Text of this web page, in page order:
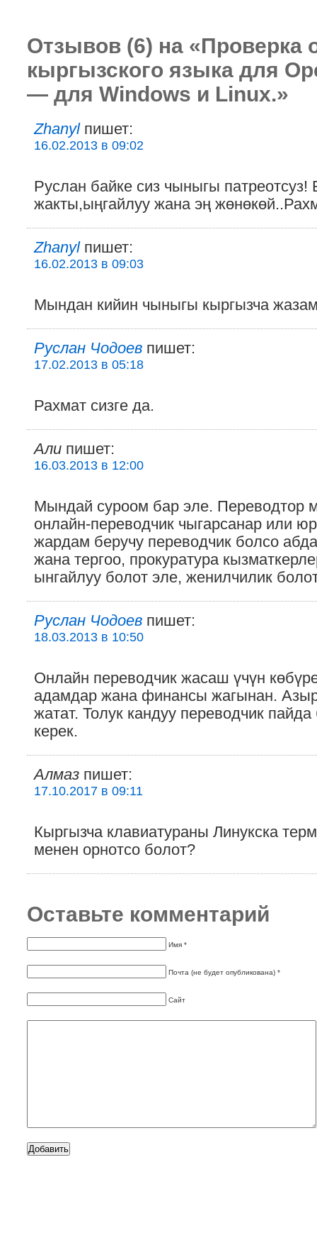
Отзывов (6) на «Проверка
кыргызского языка для
— для Windows и Linux.»
Zhanylпишет:
16.02.2013 в 09:02
Руслан байке сиз чыныгы
жакты,ыңгайлуу жана эң
Zhanylпишет:
16.02.2013 в 09:03
Мындан кийин чыныгы кыргызча
Руслан Чодоев пишет:
17.02.2013 в 05:18
Рахмат сизге да.
Али пишет:
16.03.2013 в 12:00
Мындай суроом бар эле. Переводтор
онлайн-переводчик чыгарсанар или
жардам беручу переводчик болсо
жана тергоо, прокуратура
ынгайлуу болот эле, женилчилик
Руслан Чодоев пишет:
18.03.2013 в 10:50
Онлайн переводчик жасаш үчүн
адамдар жана финансы жагынан.
жатат. Толук кандуу переводчик
керек.
Алмаз пишет:
17.10.2017 в 09:11
Кыргызча клавиатураны Линукска
менен орнотсо болот?
Оставьте комментарий
Имя *
Почта (не будет опубликована) *
Сайт